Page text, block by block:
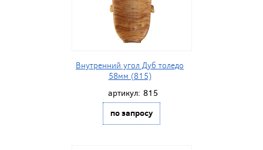
Внутренний угол Дуб толедо
58мм (815)
артикул: 815
по запросу